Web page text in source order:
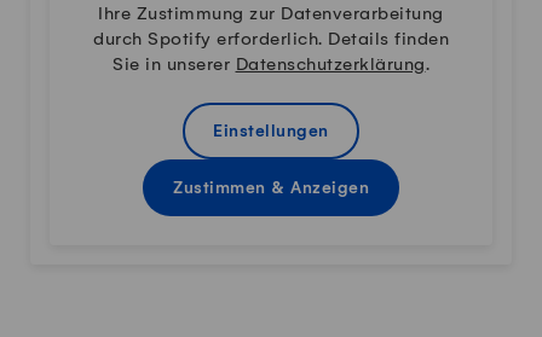
Ihre Zustimmung zur Datenverarbeitung
durch Spotify erforderlich. Details finden
Sie in unserer Datenschutzerklärung.
Einstellungen
Zustimmen & Anzeigen